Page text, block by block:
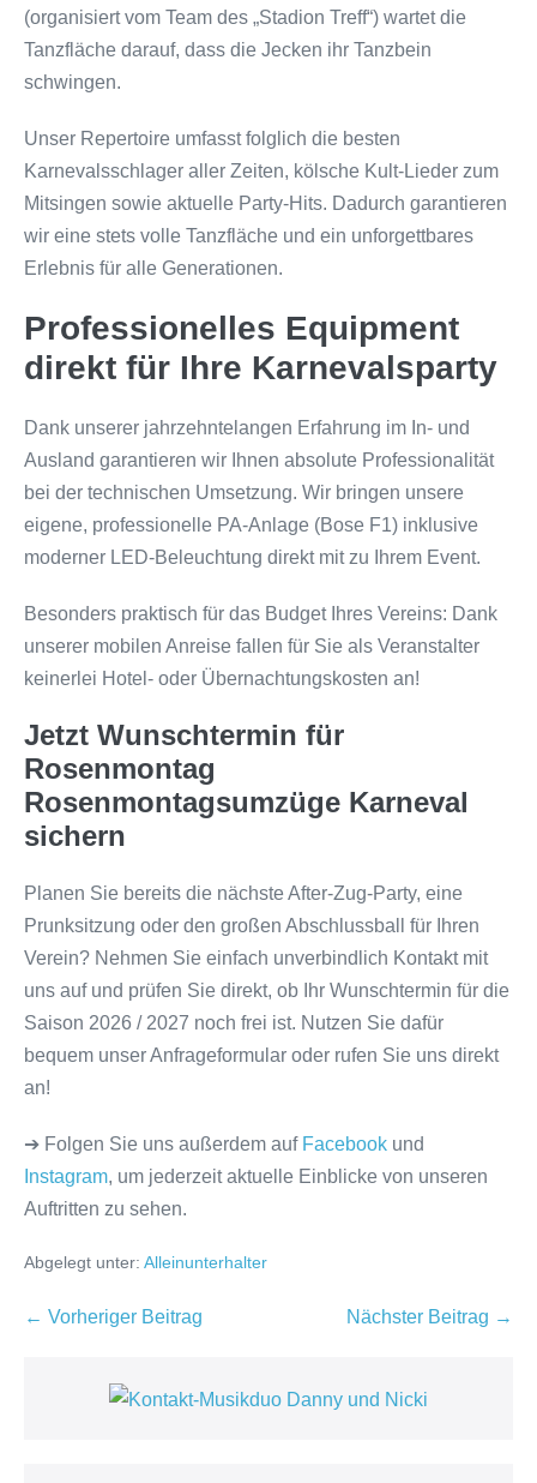
(organisiert vom Team des „Stadion Treff“) wartet die
Tanzfläche darauf, dass die Jecken ihr Tanzbein
schwingen.
Unser Repertoire umfasst folglich die besten
Karnevalsschlager aller Zeiten, kölsche Kult-Lieder zum
Mitsingen sowie aktuelle Party-Hits. Dadurch garantieren
wir eine stets volle Tanzfläche und ein unforgettbares
Erlebnis für alle Generationen.
Professionelles Equipment
direkt für Ihre Karnevalsparty
Dank unserer jahrzehntelangen Erfahrung im In- und
Ausland garantieren wir Ihnen absolute Professionalität
bei der technischen Umsetzung. Wir bringen unsere
eigene, professionelle PA-Anlage (Bose F1) inklusive
moderner LED-Beleuchtung direkt mit zu Ihrem Event.
Besonders praktisch für das Budget Ihres Vereins: Dank
unserer mobilen Anreise fallen für Sie als Veranstalter
keinerlei Hotel- oder Übernachtungskosten an!
Jetzt Wunschtermin für
Rosenmontag
Rosenmontagsumzüge Karneval
sichern
Planen Sie bereits die nächste After-Zug-Party, eine
Prunksitzung oder den großen Abschlussball für Ihren
Verein? Nehmen Sie einfach unverbindlich Kontakt mit
uns auf und prüfen Sie direkt, ob Ihr Wunschtermin für die
Saison 2026 / 2027 noch frei ist. Nutzen Sie dafür
bequem unser Anfrageformular oder rufen Sie uns direkt
an!
➔ Folgen Sie uns außerdem auf Facebook und
Instagram, um jederzeit aktuelle Einblicke von unseren
Auftritten zu sehen.
Abgelegt unter: Alleinunterhalter
Beitragsnavigation
← Vorheriger Beitrag Nächster Beitrag →